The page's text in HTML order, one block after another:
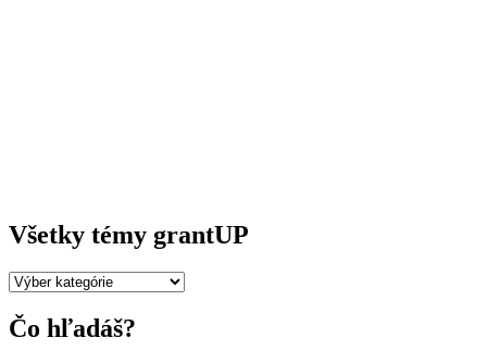
Všetky témy grantUP
Všetky
grantUP
Čo hľadáš?